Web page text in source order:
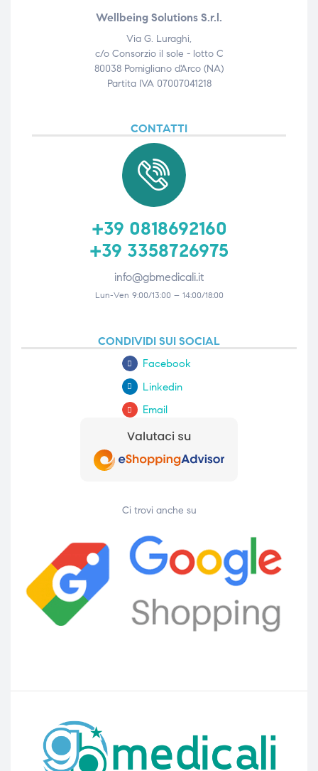
Wellbeing Solutions S.r.l.
Via G. Luraghi,
c/o Consorzio il sole - lotto C
80038 Pomigliano d'Arco (NA)
Partita IVA 07007041218
CONTATTI
+39 0818692160
+39 3358726975
info@gbmedicali.it
Lun-Ven 9:00/13:00 – 14:00/18:00
CONDIVIDI SUI SOCIAL
Facebook
Linkedin
Email
Ci trovi anche su